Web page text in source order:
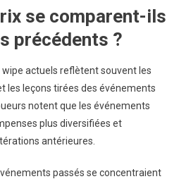
se comparent-ils
précédents ?
actuels reflètent souvent les
les leçons tirées des événements
notent que les événements
plus diversifiées et
antérieures.
passés se concentraient